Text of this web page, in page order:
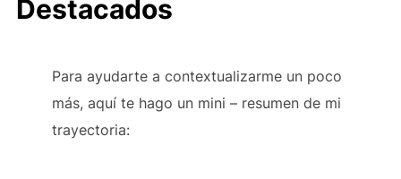
Destacados
Para ayudarte a contextualizarme un poco
más, aquí te hago un mini – resumen de mi
trayectoria: